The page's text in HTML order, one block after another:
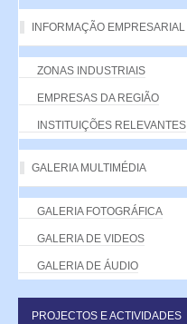
INFORMAÇÃO EMPRESARIAL
ZONAS INDUSTRIAIS
EMPRESAS DA REGIÃO
INSTITUIÇÕES RELEVANTES
GALERIA MULTIMÉDIA
GALERIA FOTOGRÁFICA
GALERIA DE VIDEOS
GALERIA DE ÁUDIO
PROJECTOS E ACTIVIDADES